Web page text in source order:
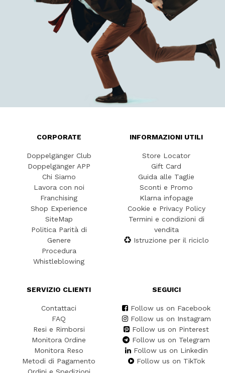
CORPORATE
Doppelgänger Club
Doppelgänger APP
Chi Siamo
Lavora con noi
Franchising
Shop Experience
SiteMap
Politica Parità di
Genere
Procedura
Whistleblowing
INFORMAZIONI UTILI
Store Locator
Gift Card
Guida alle Taglie
Sconti e Promo
Klarna infopage
Cookie e Privacy Policy
Termini e condizioni di
vendita
Istruzione per il riciclo
SERVIZIO CLIENTI
Contattaci
FAQ
Resi e Rimborsi
Monitora Ordine
Monitora Reso
Metodi di Pagamento
SEGUICI
Follow us on Facebook
Follow us on Instagram
Follow us on Pinterest
Follow us on Telegram
Follow us on Linkedin
Follow us on TikTok